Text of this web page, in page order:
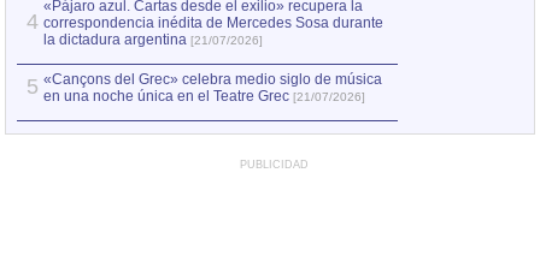
4
«Pájaro azul. Cartas desde el exilio» recupera la
correspondencia inédita de Mercedes Sosa durante
la dictadura argentina [21/07/2026]
5 «Cançons del Grec» celebra medio siglo de música
en una noche única en el Teatre Grec [21/07/2026]
PUBLICIDAD